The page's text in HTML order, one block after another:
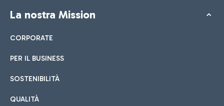
La nostra Mission
CORPORATE
PER IL BUSINESS
SOSTENIBILITÀ
QUALITÀ